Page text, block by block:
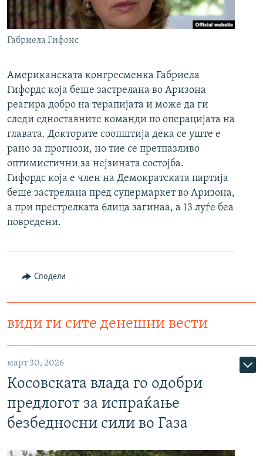
РСЕ веб страници
Габриела Гифонс
Американската конгресменка Габриела
Гифордс која беше застрелана во Аризона
реагира добро на терапијата и може да ги
следи едноставните команди по операцијата на
главата. Докторите соопштија дека се уште е
рано за прогнози, но тие се претпазливо
оптимистични за нејзината состојба.
Гифордс која е член на Демократската партија
беше застрелана пред супермаркет во Аризона,
а при престрелката 6лица загинаа, а 13 луѓе беа
повредени.
Сподели
види ги сите денешни вести
март 30, 2026
Косовската влада го одобри
предлогот за испраќање
безбедносни сили во Газа